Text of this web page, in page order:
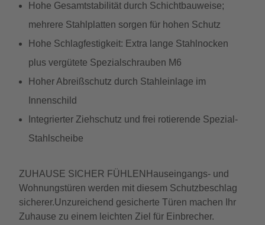
Hohe Gesamtstabilität durch Schichtbauweise;
mehrere Stahlplatten sorgen für hohen Schutz
Hohe Schlagfestigkeit: Extra lange Stahlnocken
plus vergütete Spezialschrauben M6
Hoher Abreißschutz durch Stahleinlage im
Innenschild
Integrierter Ziehschutz und frei rotierende Spezial-
Stahlscheibe
ZUHAUSE SICHER FÜHLENHauseingangs- und
Wohnungstüren werden mit diesem Schutzbeschlag
sicherer.Unzureichend gesicherte Türen machen Ihr
Zuhause zu einem leichten Ziel für Einbrecher.